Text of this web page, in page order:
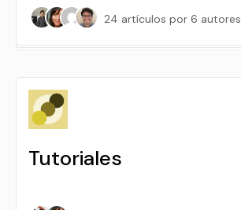
24 artículos por 6 autores
Tutoriales